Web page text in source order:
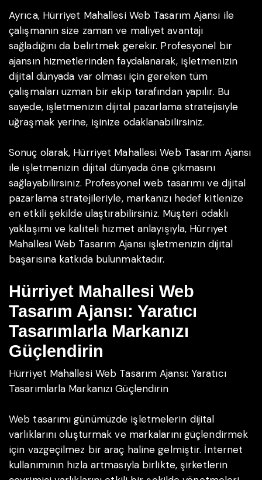
Ayrıca, Hürriyet Mahallesi Web Tasarım Ajansı ile
çalışmanın size zaman ve maliyet avantajı
sağladığını da belirtmek gerekir. Profesyonel bir
ajansın hizmetlerinden faydalanarak, işletmenizin
dijital dünyada var olması için gereken tüm
çalışmaları uzman bir ekip tarafından yapılır. Bu
sayede, işletmenizin dijital pazarlama stratejisiyle
uğraşmak yerine, işinize odaklanabilirsiniz.
Sonuç olarak, Hürriyet Mahallesi Web Tasarım Ajansı
ile işletmenizin dijital dünyada öne çıkmasını
sağlayabilirsiniz. Profesyonel web tasarımı ve dijital
pazarlama stratejileriyle, markanızı hedef kitlenize
en etkili şekilde ulaştırabilirsiniz. Müşteri odaklı
yaklaşımı ve kaliteli hizmet anlayışıyla, Hürriyet
Mahallesi Web Tasarım Ajansı işletmenizin dijital
başarısına katkıda bulunmaktadır.
Hürriyet Mahallesi Web
Tasarım Ajansı: Yaratıcı
Tasarımlarla Markanızı
Güçlendirin
Hürriyet Mahallesi Web Tasarım Ajansı: Yaratıcı
Tasarımlarla Markanızı Güçlendirin
Web tasarımı günümüzde işletmelerin dijital
varlıklarını oluşturmak ve markalarını güçlendirmek
için vazgeçilmez bir araç haline gelmiştir. İnternet
kullanımının hızla artmasıyla birlikte, şirketlerin